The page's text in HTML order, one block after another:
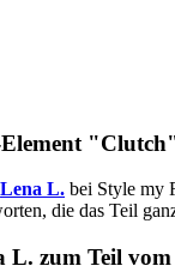
Lena L. bei Style my
die das Teil
zum Teil